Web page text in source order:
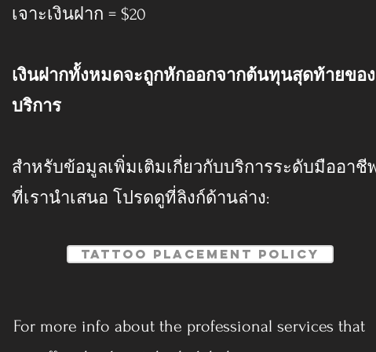
เจาะเงินฝาก = $20
เงินฝากทั้งหมดจะถูกหักออกจากต้นทุนสุดท้ายของ
บริการ
สำหรับข้อมูลเพิ่มเติมเกี่ยวกับบริการระดับมืออาชี
ที่เรานำเสนอ โปรดดูที่ลิงก์ด้านล่าง:
Tattoo Placement Policy
For more info about the professional services that